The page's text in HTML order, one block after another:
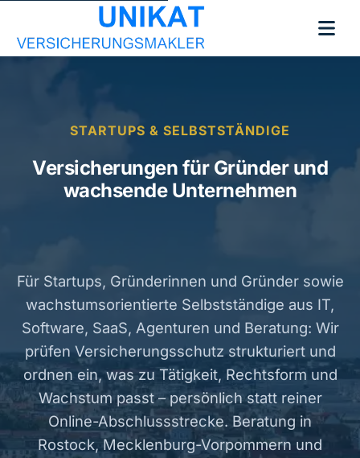
STARTUPS & SELBSTSTÄNDIGE
Versicherungen für Gründer und
wachsende Unternehmen
Für Startups, Gründerinnen und Gründer sowie
wachstumsorientierte Selbstständige aus IT,
Software, SaaS, Agenturen und Beratung: Wir
prüfen Versicherungsschutz strukturiert und
ordnen ein, was zu Tätigkeit, Rechtsform und
Wachstum passt – persönlich statt reiner
Online-Abschlussstrecke. Beratung in
Rostock, Mecklenburg-Vorpommern und